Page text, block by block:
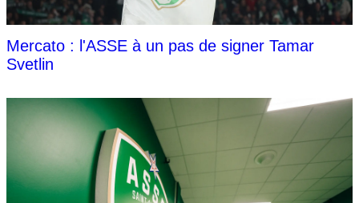
Mercato : l'ASSE à un pas de signer Tamar
Svetlin